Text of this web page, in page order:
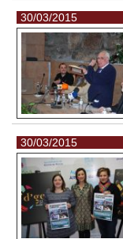
30/03/2015
30/03/2015